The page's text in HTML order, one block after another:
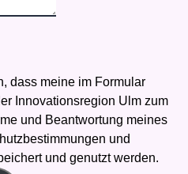
dass meine im Formular
Innovationsregion Ulm zum
und Beantwortung meines
und
und genutzt werden.